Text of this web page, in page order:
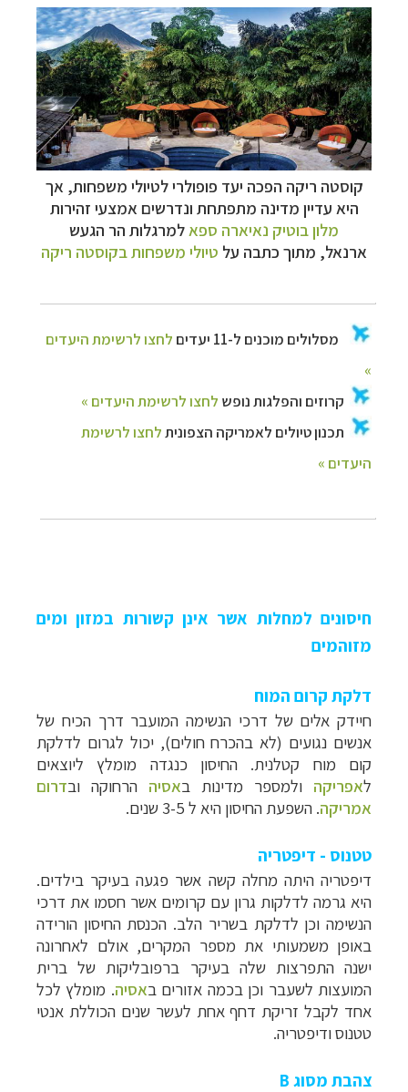
קוסטה ריקה הפכה יעד פופולרי לטיולי משפחות, אך
היא עדיין מדינה מתפתחת ונדרשים אמצעי זהירות
מלון בוטיק נאיארה ספאלמרגלות הר הגעש
ארנאל, מתוך כתבה על טיולי משפחות בקוסטה ריקה
חיסונים למחלות אשר אינן קשורות במזון ומים
מזוהמים
דלקת קרום המוח
חיידק אלים של דרכי הנשימה המועבר דרך הכיח של
אנשים נגועים (לא בהכרח חולים), יכול לגרום לדלקת
קום מוח קטלנית. החיסון כנגדה מומלץ ליוצאים
לאפריקה ולמספר מדינות באסיה הרחוקה ובדרום
אמריקה. השפעת החיסון היא ל 3-5 שנים.
טטנוס - דיפטריה
דיפטריה היתה מחלה קשה אשר פגעה בעיקר בילדים.
היא גרמה לדלקות גרון עם קרומים אשר חסמו את דרכי
הנשימה וכן לדלקת בשריר הלב. הכנסת החיסון הורידה
באופן משמעותי את מספר המקרים, אולם לאחרונה
ישנה התפרצות שלה בעיקר ברפובליקות של ברית
המועצות לשעבר וכן בכמה אזורים באסיה. מומלץ לכל
אחד לקבל זריקת דחף אחת לעשר שנים הכוללת אנטי
טטנוס ודיפטריה.
צהבת מסוג B